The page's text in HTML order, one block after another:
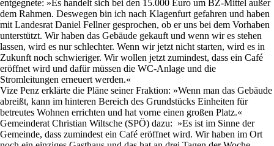
entgegnete: »Es handelt sich bei den 15.000 Euro um BZ-Mittel außer
dem Rahmen. Deswegen bin ich nach Klagenfurt gefahren und haben
mit Landesrat Daniel Fellner gesprochen, ob er uns bei dem Vorhaben
unterstützt. Wir haben das Gebäude gekauft und wenn wir es stehen
lassen, wird es nur schlechter. Wenn wir jetzt nicht starten, wird es in
Zukunft noch schwieriger. Wir wollen jetzt zumindest, dass ein Café
eröffnet wird und dafür müssen die WC-Anlage und die
Stromleitungen erneuert werden.«
Vize Penz erklärte die Pläne seiner Fraktion: »Wenn man das Gebäude
abreißt, kann im hinteren Bereich des Grundstücks Einheiten für
betreutes Wohnen errichten und hat vorne einen großen Platz.«
Gemeinderat Christian Wiltsche (SPÖ) dazu: »Es ist im Sinne der
Gemeinde, dass zumindest ein Café eröffnet wird. Wir haben im Ort